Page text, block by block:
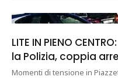
LITE IN PIENO
la Polizia, coppia
Momenti di tensione in